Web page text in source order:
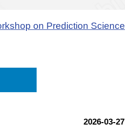
on Prediction Science
2026-03-27